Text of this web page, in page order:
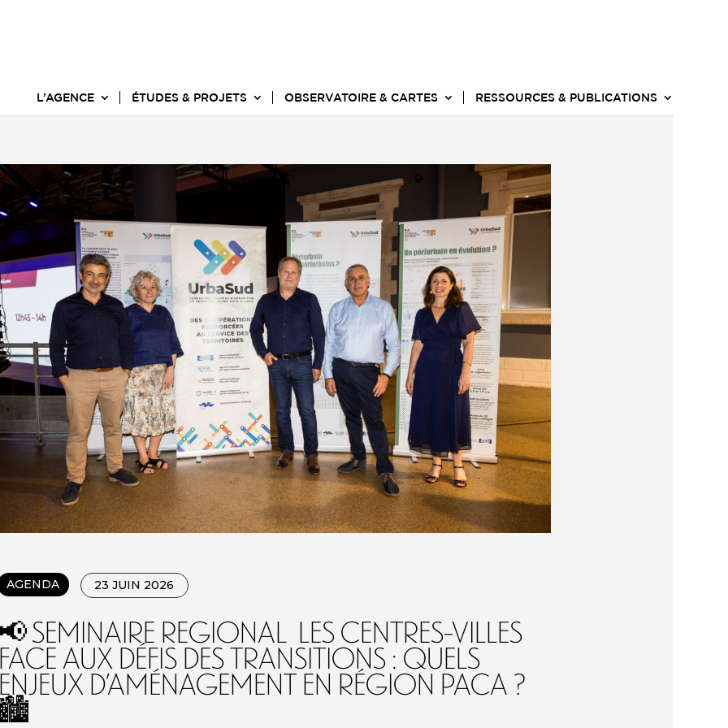
L’AGENCE ÉTUDES & PROJETS OBSERVATOIRE & CARTES RESSOURCES & PUBLICATIONS
AGENDA 23 JUIN 2026
SEMINAIRE REGIONAL Les centres-villes
aux défis des transitions : quels
d’aménagement en Région PACA ?